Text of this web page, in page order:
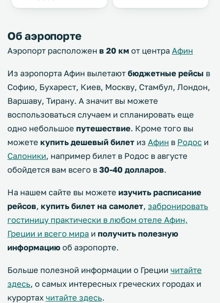
Об аэропорте
Аэропорт расположен в 20 км от центра Афин
Из аэропорта Афин вылетают бюджетные рейсы в
Софию, Бухарест, Киев, Москву, Стамбул, Лондон,
Варшаву, Тирану. А значит вы можете
воспользоваться случаем и спланировать еще
одно небольшое путешествие. Кроме того вы
можете купить дешевый билет из Афин в Родос и
Салоники, например билет в Родос в августе
обойдется вам всего в 30-40 долларов.
На нашем сайте вы можете изучить расписание
рейсов, купить билет на самолет, забронировать
гостиницу практически в любом отеле Афин,
Греции и всего мира и получить полезную
информацию об аэропорте.
Больше полезной информации о Греции читайте
здесь, о самых интересных греческих городах и
курортах читайте здесь.